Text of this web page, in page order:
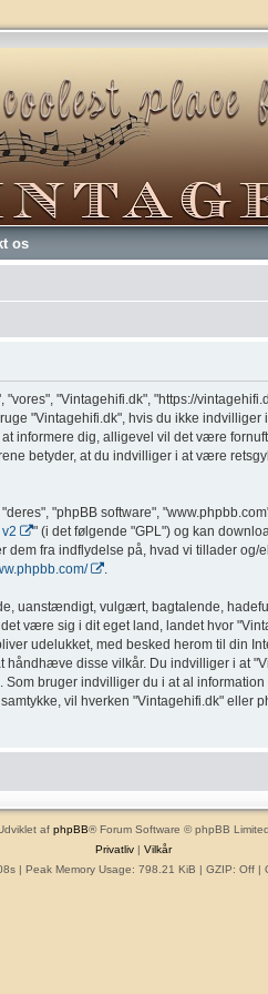
os
"Vintagehifi.dk", "https://
"Vintagehifi.dk", hvis du ikke
informere dig, alligevel vil det være
betyder, at du indvilliger i at være
"phpBB software",
" (i det følgende "GPL") og kan
dem fra indflydelse på, hvad vi tillader
.
uanstændigt, vulgært, bagtalende,
være sig i dit eget land, landet hvor
udelukket, med besked herom til din
disse vilkår. Du indvilliger i at
bruger indvilliger du i at al
vil hverken "Vintagehifi.dk" eller
af phpBB® Forum Software © phpBB Limited
Privatliv| Vilkår
| Peak Memory Usage: 798.21 KiB | GZIP: Off |